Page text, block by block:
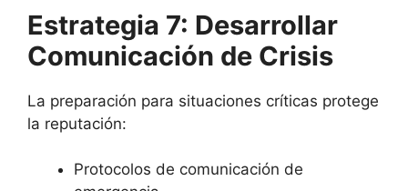
Estrategia 7: Desarrollar
Comunicación de Crisis
La preparación para situaciones críticas protege
la reputación:
Protocolos de comunicación de